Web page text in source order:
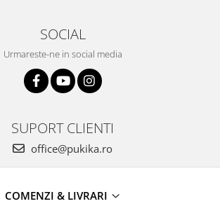
SOCIAL
Urmareste-ne in social media
SUPORT CLIENTI
office@pukika.ro
COMENZI & LIVRARI